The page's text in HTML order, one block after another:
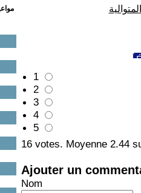
تمارين النووي
تمارين الموجات
باكلوريا
تمارين حول حركة
1
2
3
4
5
16 votes. Moyenne 2.44
Ajouter un
Nom